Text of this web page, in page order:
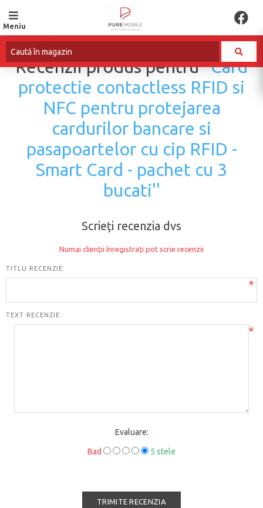
Meniu
Recenzii produs pentru Card
protectie contactless RFID si
NFC pentru protejarea
cardurilor bancare si
pasapoartelor cu cip RFID -
Smart Card - pachet cu 3
bucati
Scrieți recenzia dvs
Numai clienții înregistrați pot scrie recenzii
TITLU RECENZIE:
*
TEXT RECENZIE:
*
Evaluare:
Bad 5 stele